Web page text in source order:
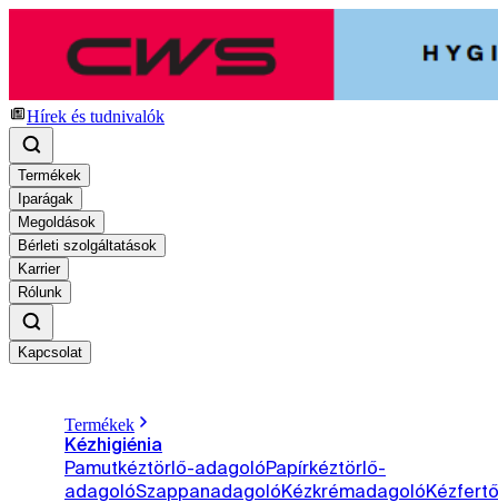
Hírek és tudnivalók
Termékek
Iparágak
Megoldások
Bérleti szolgáltatások
Karrier
Rólunk
Kapcsolat
Termékek
Kézhigiénia
Pamutkéztörlő-adagolóPapírkéztörlő-
adagolóSzappanadagolóKézkrémadagoló